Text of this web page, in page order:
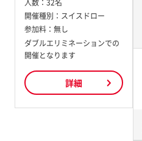
人数： 32名
開催種別： スイスドロー
参加料： 無し
ダブルエリミネーションでの
開催となります
詳細